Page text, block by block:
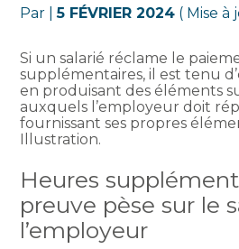
Par |5 FÉVRIER 2024 ( Mise à
Si un salarié réclame le
supplémentaires, il est tenu
en produisant des éléments
auxquels l’employeur doit
fournissant ses propres
Illustration.
Heures
preuve pèse sur le
l’employeur